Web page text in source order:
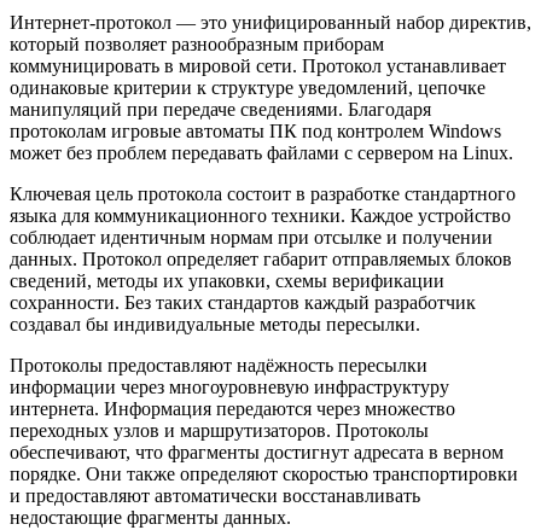
Интернет-протокол — это унифицированный набор директив,
который позволяет разнообразным приборам
коммуницировать в мировой сети. Протокол устанавливает
одинаковые критерии к структуре уведомлений, цепочке
манипуляций при передаче сведениями. Благодаря
протоколам игровые автоматы ПК под контролем Windows
может без проблем передавать файлами с сервером на Linux.
Ключевая цель протокола состоит в разработке стандартного
языка для коммуникационного техники. Каждое устройство
соблюдает идентичным нормам при отсылке и получении
данных. Протокол определяет габарит отправляемых блоков
сведений, методы их упаковки, схемы верификации
сохранности. Без таких стандартов каждый разработчик
создавал бы индивидуальные методы пересылки.
Протоколы предоставляют надёжность пересылки
информации через многоуровневую инфраструктуру
интернета. Информация передаются через множество
переходных узлов и маршрутизаторов. Протоколы
обеспечивают, что фрагменты достигнут адресата в верном
порядке. Они также определяют скоростью транспортировки
и предоставляют автоматически восстанавливать
недостающие фрагменты данных.